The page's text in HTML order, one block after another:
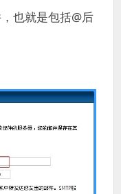
也就是包括@后